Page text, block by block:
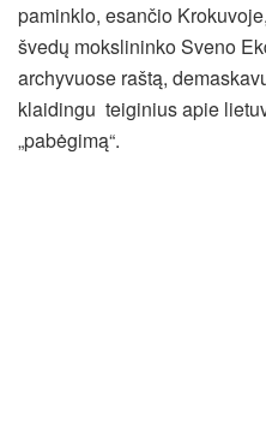
paminklo, esančio
švedų mokslininko Sveno
archyvuose raštą,
klaidingu teiginius apie
„pabėgimą“.